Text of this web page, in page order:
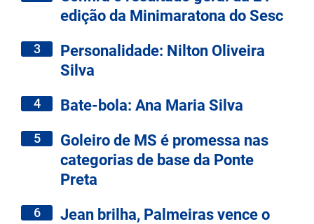
edição da Minimaratona do Sesc
3
Personalidade: Nilton Oliveira
Silva
4 Bate-bola: Ana Maria Silva
5
Goleiro de MS é promessa nas
categorias de base da Ponte
Preta
6
Jean brilha, Palmeiras vence o